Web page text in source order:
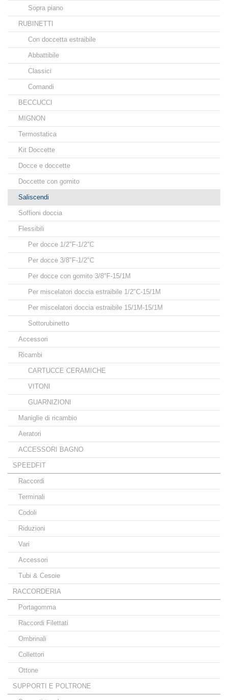
Sopra piano
RUBINETTI
Con doccetta estraibile
Abbattibile
Classici
Comandi
BECCUCCI
MIGNON
Termostatica
Kit Doccette
Docce e doccette
Doccette con gomito
Saliscendi
Soffioni doccia
Flessibili
Per docce 1/2"F-1/2"C
Per docce 3/8"F-1/2"C
Per docce con gomito 3/8"F-15/1M
Per miscelatori doccia estraibile 1/2"C-15/1M
Per miscelatori doccia estraibile 15/1M-15/1M
Sottorubinetto
Accessori
Ricambi
CARTUCCE CERAMICHE
VITONI
GUARNIZIONI
Maniglie di ricambio
Aeratori
ACCESSORI BAGNO
SPEEDFIT
Raccordi
Terminali
Codoli
Riduzioni
Vari
Accessori
Tubi & Cesoie
RACCORDERIA
Portagomma
Raccordi Filettati
Ombrinali
Collettori
Ottone
SUPPORTI E POLTRONE